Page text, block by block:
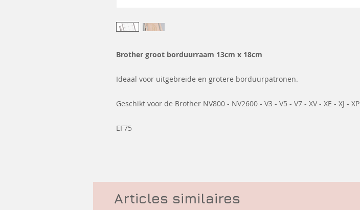
Brother groot borduurraam 13cm x 18cm
Ideaal voor uitgebreide en grotere borduurpatronen.
Geschikt voor de Brother NV800 - NV2600 - V3 - V5 - V7 - XV - XE - XJ - XP
EF75
Articles similaires